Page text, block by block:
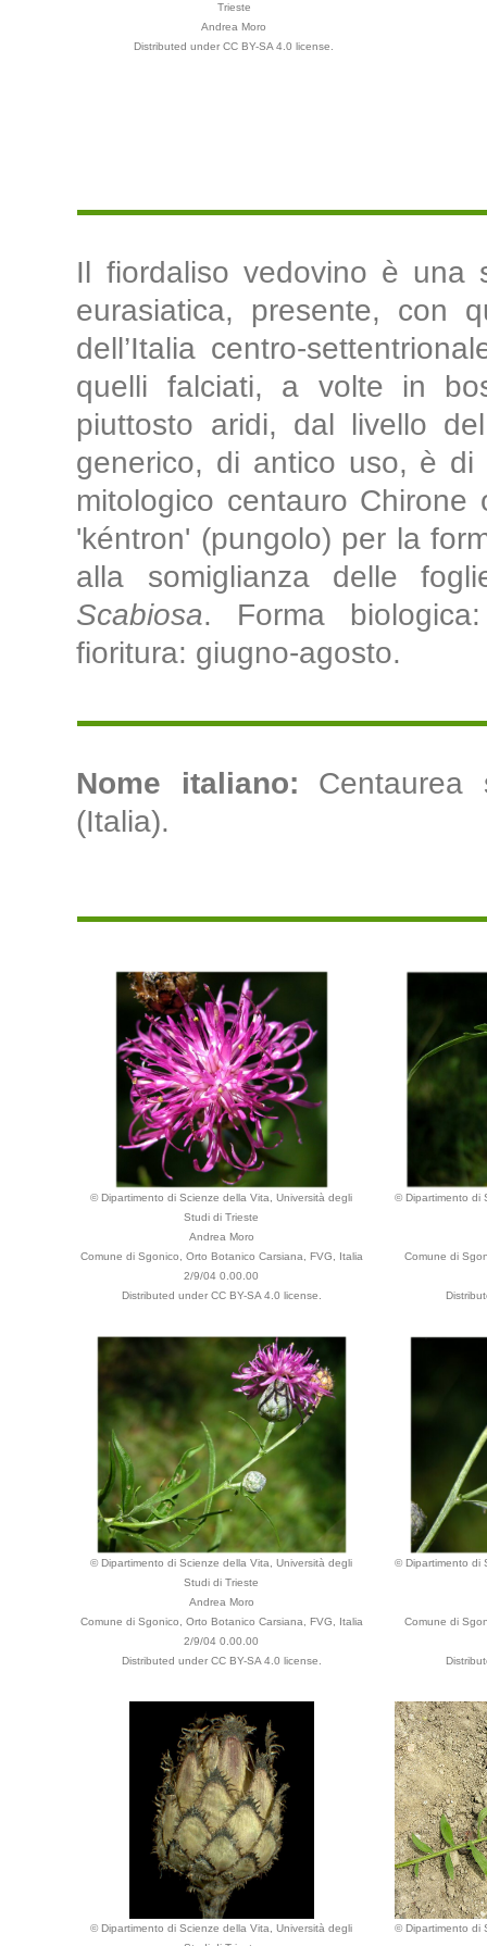
Trieste
Andrea Moro
Distributed under CC BY-SA 4.0 license.
Il fiordaliso vedovino è una
eurasiatica, presente, con
dell’Italia centro-
quelli falciati, a volte in
piuttosto aridi, dal livello
generico, di antico uso, è di
mitologico centauro
'kéntron' (pungolo) per la
alla somiglianza delle
Scabiosa. Forma
fioritura: giugno-agosto.
Nome italiano: Centaurea
(Italia).
© Dipartimento di Scienze della Vita, Università degli
Studi di Trieste
Andrea Moro
Comune di Sgonico, Orto Botanico Carsiana, FVG, Italia
2/9/04 0.00.00
Distributed under CC BY-SA 4.0 license.
© Dipartimento di
Comune di
© Dipartimento di Scienze della Vita, Università degli
Studi di Trieste
Andrea Moro
Comune di Sgonico, Orto Botanico Carsiana, FVG, Italia
2/9/04 0.00.00
Distributed under CC BY-SA 4.0 license.
© Dipartimento di
Comune di
© Dipartimento di Scienze della Vita, Università degli
© Dipartimento di